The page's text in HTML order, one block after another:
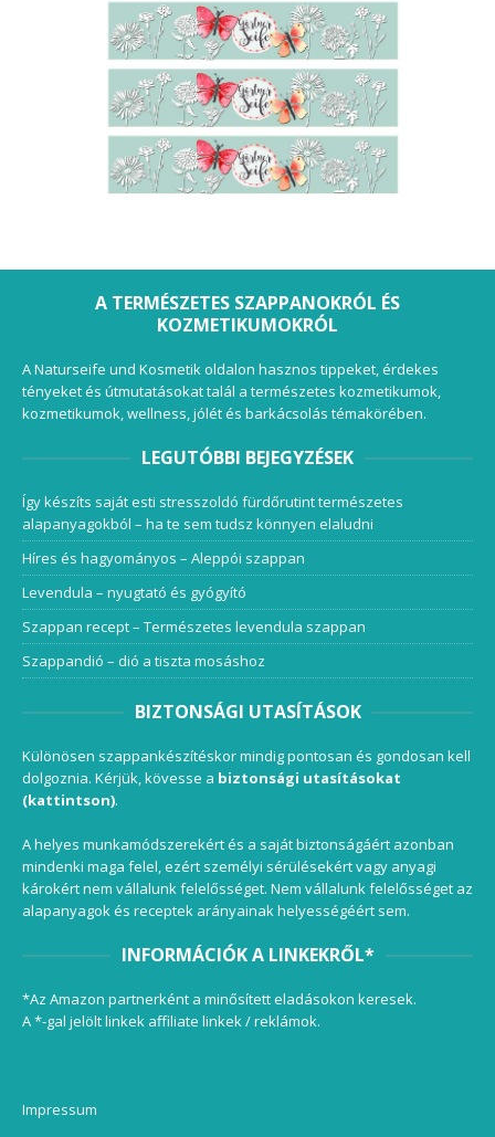
A TERMÉSZETES SZAPPANOKRÓL ÉS
KOZMETIKUMOKRÓL
A Naturseife und Kosmetik oldalon hasznos tippeket, érdekes
tényeket és útmutatásokat talál a természetes kozmetikumok,
kozmetikumok, wellness, jólét és barkácsolás témakörében.
LEGUTÓBBI BEJEGYZÉSEK
Így készíts saját esti stresszoldó fürdőrutint természetes
alapanyagokból – ha te sem tudsz könnyen elaludni
Híres és hagyományos – Aleppói szappan
Levendula – nyugtató és gyógyító
Szappan recept – Természetes levendula szappan
Szappandió – dió a tiszta mosáshoz
BIZTONSÁGI UTASÍTÁSOK
Különösen szappankészítéskor mindig pontosan és gondosan kell
dolgoznia. Kérjük, kövesse a biztonsági utasításokat
(kattintson).
A helyes munkamódszerekért és a saját biztonságáért azonban
mindenki maga felel, ezért személyi sérülésekért vagy anyagi
károkért nem vállalunk felelősséget. Nem vállalunk felelősséget az
alapanyagok és receptek arányainak helyességéért sem.
INFORMÁCIÓK A LINKEKRŐL*
*Az Amazon partnerként a minősített eladásokon keresek.
A *-gal jelölt linkek affiliate linkek / reklámok.
Impressum